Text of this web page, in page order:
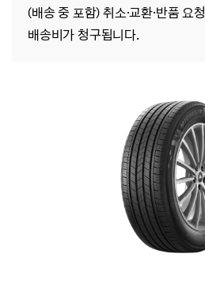
(배송 중 포함) 취소·교환·반품 요
배송비가 청구됩니다.